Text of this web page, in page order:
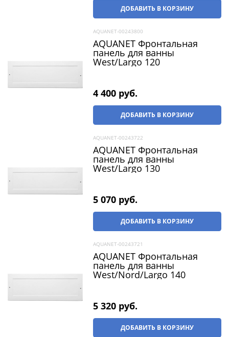
ДОБАВИТЬ В КОРЗИНУ
AQUANET-00243800
AQUANET Фронтальная
панель для ванны
West/Largo 120
4 400 руб.
ДОБАВИТЬ В КОРЗИНУ
AQUANET-00243722
AQUANET Фронтальная
панель для ванны
West/Largo 130
5 070 руб.
ДОБАВИТЬ В КОРЗИНУ
AQUANET-00243721
AQUANET Фронтальная
панель для ванны
West/Nord/Largo 140
5 320 руб.
ДОБАВИТЬ В КОРЗИНУ